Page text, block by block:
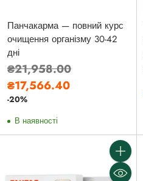
Панчакарма — повний курс
очищення організму 30-42
дні
Звичайна
ціна
₴21,958.00
₴17,566.40
-20%
В наявності
Кількість